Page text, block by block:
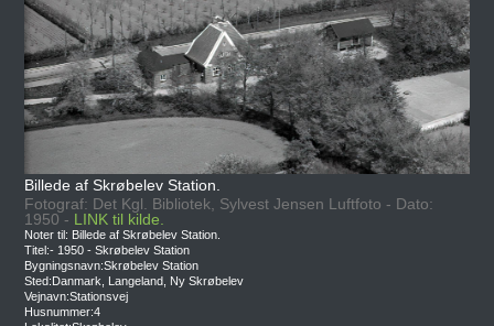
Billede af Skrøbelev Station.
Fotograf: Det Kgl. Bibliotek, Sylvest Jensen Luftfoto - Dato:
1950 - LINK til kilde.
Noter til: Billede af Skrøbelev Station.
Titel:- 1950 - Skrøbelev Station
Bygningsnavn:Skrøbelev Station
Sted:Danmark, Langeland, Ny Skrøbelev
Vejnavn:Stationsvej
Husnummer:4